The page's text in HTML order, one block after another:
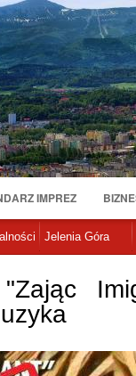
do
IMPREZ
Jelenia Góra
"Zając